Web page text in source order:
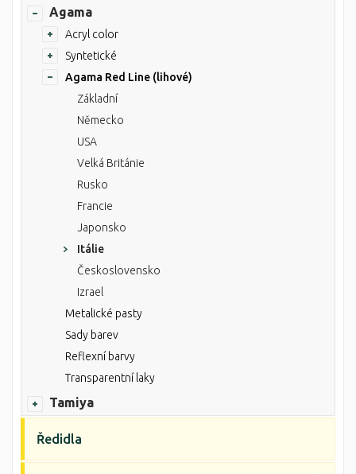
Agama
Acryl color
Syntetické
Agama Red Line (lihové)
Základní
Německo
USA
Velká Británie
Rusko
Francie
Japonsko
Itálie
Československo
Izrael
Metalické pasty
Sady barev
Reflexní barvy
Transparentní laky
Tamiya
Ředidla